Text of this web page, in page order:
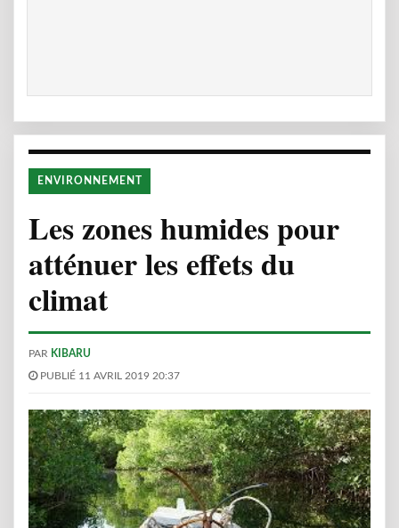
ENVIRONNEMENT
Les zones humides pour
atténuer les effets du
climat
PAR KIBARU
PUBLIÉ 11 AVRIL 2019 20:37